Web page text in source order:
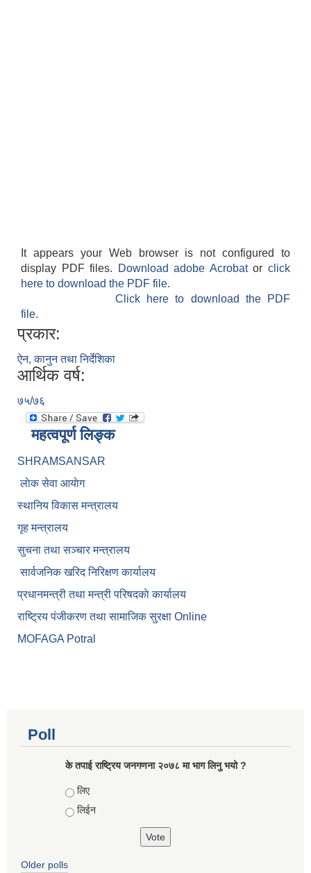
It appears your Web browser is not configured to
display PDF files.
Download adobe Acrobatorclick
here to download the PDF file.
Click here to download the PDF
file.
प्रकार:
ऐन, कानुन तथा निर्देशिका
आर्थिक वर्ष:
७५/७६
महत्वपूर्ण लिङ्क
SHRAMSANSAR
लाेक सेवा आयाेग
स्थानिय विकास मन्त्रालय
गृह मन्त्रालय
सुचना तथा सञ्चार मन्त्रालय
सार्वजनिक खरिद निरिक्षण कार्यालय
प्रधानमन्त्री तथा मन्त्री परिषदकाे कार्यालय
राष्ट्रिय पंजीकरण तथा सामाजिक सुरक्षा Online
MOFAGA Potral
Poll
के तपाई राष्ट्रिय जनगणना २०७८ मा भाग लिनु भयो ?
Choices
लिए
लिईन
Older polls